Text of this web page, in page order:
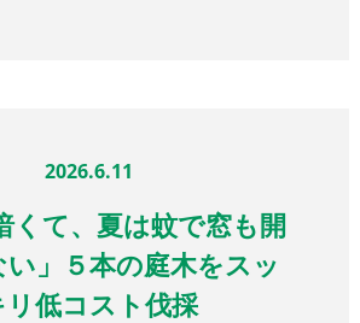
2026.6.11
くて、夏は蚊で窓も開
」５本の庭木をスッ
リ低コスト伐採